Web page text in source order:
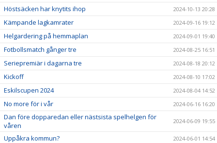
Höstsäcken har knytits ihop 2024-10-13 20:28
Kämpande lagkamrater 2024-09-16 19:12
Helgardering på hemmaplan 2024-09-01 19:40
Fotbollsmatch gånger tre 2024-08-25 16:51
Seriepremiär i dagarna tre 2024-08-18 20:12
Kickoff 2024-08-10 17:02
Eskilscupen 2024 2024-08-04 14:52
No more för i vår 2024-06-16 16:20
Dan före dopparedan eller nästsista spelhelgen för
våren
2024-06-09 19:55
Uppåkra kommun? 2024-06-01 14:54